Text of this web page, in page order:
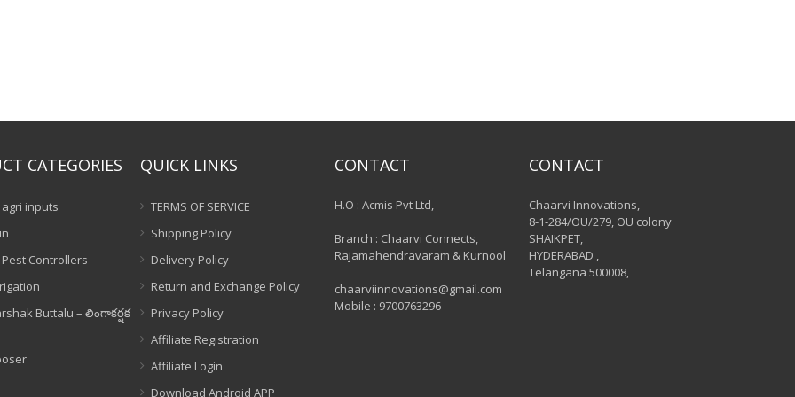
CATEGORIES
inputs
Controllers
Buttalu – లింగాకర్షక
QUICK LINKS
TERMS OF SERVICE
Shipping Policy
Delivery Policy
Return and Exchange Policy
Privacy Policy
Affiliate Registration
Affiliate Login
Download Android APP
CONTACT
H.O : Acmis Pvt Ltd,
Branch : Chaarvi Connects,
Rajamahendravaram & Kurnool
chaarviinnovations@gmail.com
Mobile : 9700763296
CONTACT
Chaarvi Innovations,
8-1-284/OU/279, OU colony
SHAIKPET,
HYDERABAD ,
Telangana 500008,